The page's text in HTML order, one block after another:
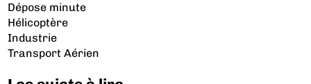
Dépose minute
Hélicoptère
Industrie
Transport Aérien